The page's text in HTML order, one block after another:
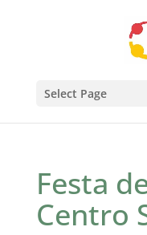
Select Page
Festa
Centro